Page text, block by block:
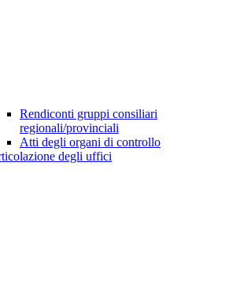
Rendiconti gruppi consiliari
regionali/provinciali
Atti degli organi di controllo
degli uffici